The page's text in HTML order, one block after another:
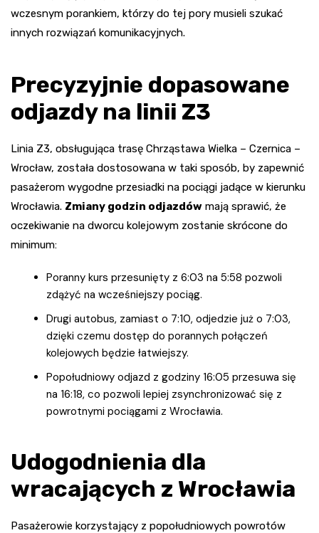
wczesnym porankiem, którzy do tej pory musieli szukać
innych rozwiązań komunikacyjnych.
Precyzyjnie dopasowane
odjazdy na linii Z3
Linia Z3, obsługująca trasę Chrząstawa Wielka – Czernica –
Wrocław, została dostosowana w taki sposób, by zapewnić
pasażerom wygodne przesiadki na pociągi jadące w kierunku
Wrocławia. Zmiany godzin odjazdów mają sprawić, że
oczekiwanie na dworcu kolejowym zostanie skrócone do
minimum:
Poranny kurs przesunięty z 6:03 na 5:58 pozwoli
zdążyć na wcześniejszy pociąg.
Drugi autobus, zamiast o 7:10, odjedzie już o 7:03,
dzięki czemu dostęp do porannych połączeń
kolejowych będzie łatwiejszy.
Popołudniowy odjazd z godziny 16:05 przesuwa się
na 16:18, co pozwoli lepiej zsynchronizować się z
powrotnymi pociągami z Wrocławia.
Udogodnienia dla
wracających z Wrocławia
Pasażerowie korzystający z popołudniowych powrotów